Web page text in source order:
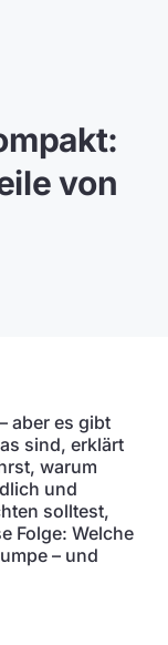
von
aber es gibt
sind, erklärt
warum
und
solltest,
Folge: Welche
– und